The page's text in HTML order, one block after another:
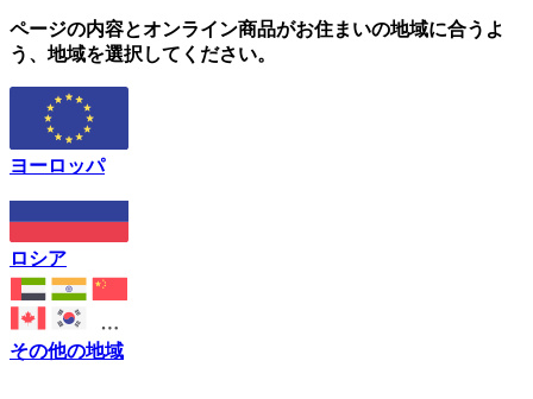
ページの内容とオンライン商品がお住まいの地域に合うよ
う、地域を選択してください。
ヨーロッパ
ロシア
その他の地域